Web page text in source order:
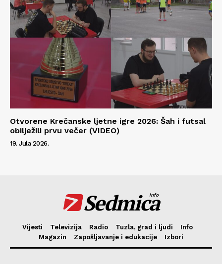
Otvorene Krečanske ljetne igre 2026: Šah i futsal
obilježili prvu večer (VIDEO)
19. Jula 2026.
Sedmica
info
Vijesti Televizija Radio Tuzla, grad i ljudi
Info
Magazin
Zapošljavanje i edukacije Izbori